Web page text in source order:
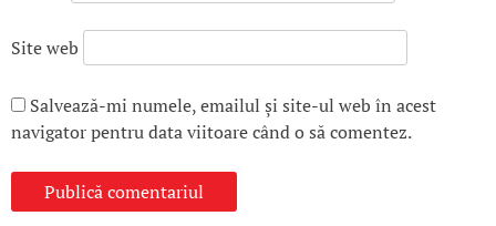
Site web
Salvează-mi numele, emailul și site-ul web în acest
navigator pentru data viitoare când o să comentez.